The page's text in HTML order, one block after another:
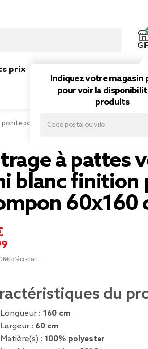
Indiquez votre magasin
pour voir la
produits
prix
pompon 60x160 cm x2
à pattes
blanc finition
60x160
d’éco-part
du
Longueur : 160 cm
Largeur : 60 cm
Matière(s) : 100% polyester